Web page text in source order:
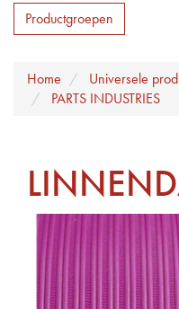
Productgroepen
Home Universele
PARTS INDUSTRIES